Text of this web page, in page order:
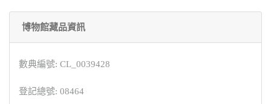
博物館藏品資訊
數典編號: CL_0039428
登記總號: 08464